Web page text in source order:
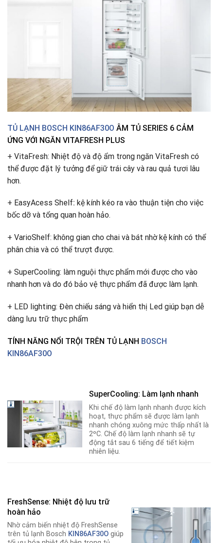
TỦ LẠNH BOSCH KIN86AF30O ÂM TỦ SERIES 6 CẢM
ỨNG VỚI NGĂN VITAFRESH PLUS
+ VitaFresh: Nhiệt độ và độ ẩm trong ngăn VitaFresh có
thể được đặt lý tưởng để giữ trái cây và rau quả tươi lâu
hơn.
+ EasyAcess Shelf: kệ kính kéo ra vào thuận tiện cho việc
bốc dỡ và tổng quan hoàn hảo.
+ VarioShelf: không gian cho chai và bát nhờ kệ kính có thể
phân chia và có thể trượt được.
+ SuperCooling: làm nguội thực phẩm mới được cho vào
nhanh hơn và do đó bảo vệ thực phẩm đã được làm lạnh.
+ LED lighting: Đèn chiếu sáng và hiển thị Led giúp bạn dễ
dàng lưu trữ thực phẩm
TÍNH NĂNG NỔI TRỘI TRÊN TỦ LẠNH BOSCH
KIN86AF30O
SuperCooling: Làm lạnh nhanh
Khi chế độ làm lạnh nhanh được kích
hoạt, thực phẩm sẽ được làm lạnh
nhanh chóng xuông mức thấp nhất là
2ºC. Chế độ làm lạnh nhanh sẽ tự
động tắt sau 6 tiếng để tiết kiệm
nhiên liệu.
FreshSense: Nhiệt độ lưu trữ
hoàn hảo
Nhờ cảm biến nhiệt độ FreshSense
trên tủ lạnh Bosch KIN86AF30O giúp